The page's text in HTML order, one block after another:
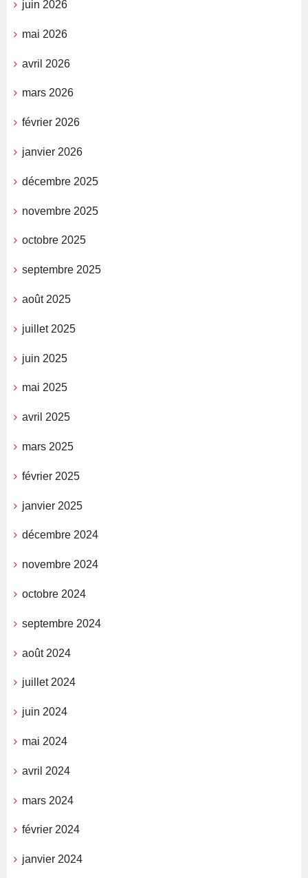
juin 2026
mai 2026
avril 2026
mars 2026
février 2026
janvier 2026
décembre 2025
novembre 2025
octobre 2025
septembre 2025
août 2025
juillet 2025
juin 2025
mai 2025
avril 2025
mars 2025
février 2025
janvier 2025
décembre 2024
novembre 2024
octobre 2024
septembre 2024
août 2024
juillet 2024
juin 2024
mai 2024
avril 2024
mars 2024
février 2024
janvier 2024